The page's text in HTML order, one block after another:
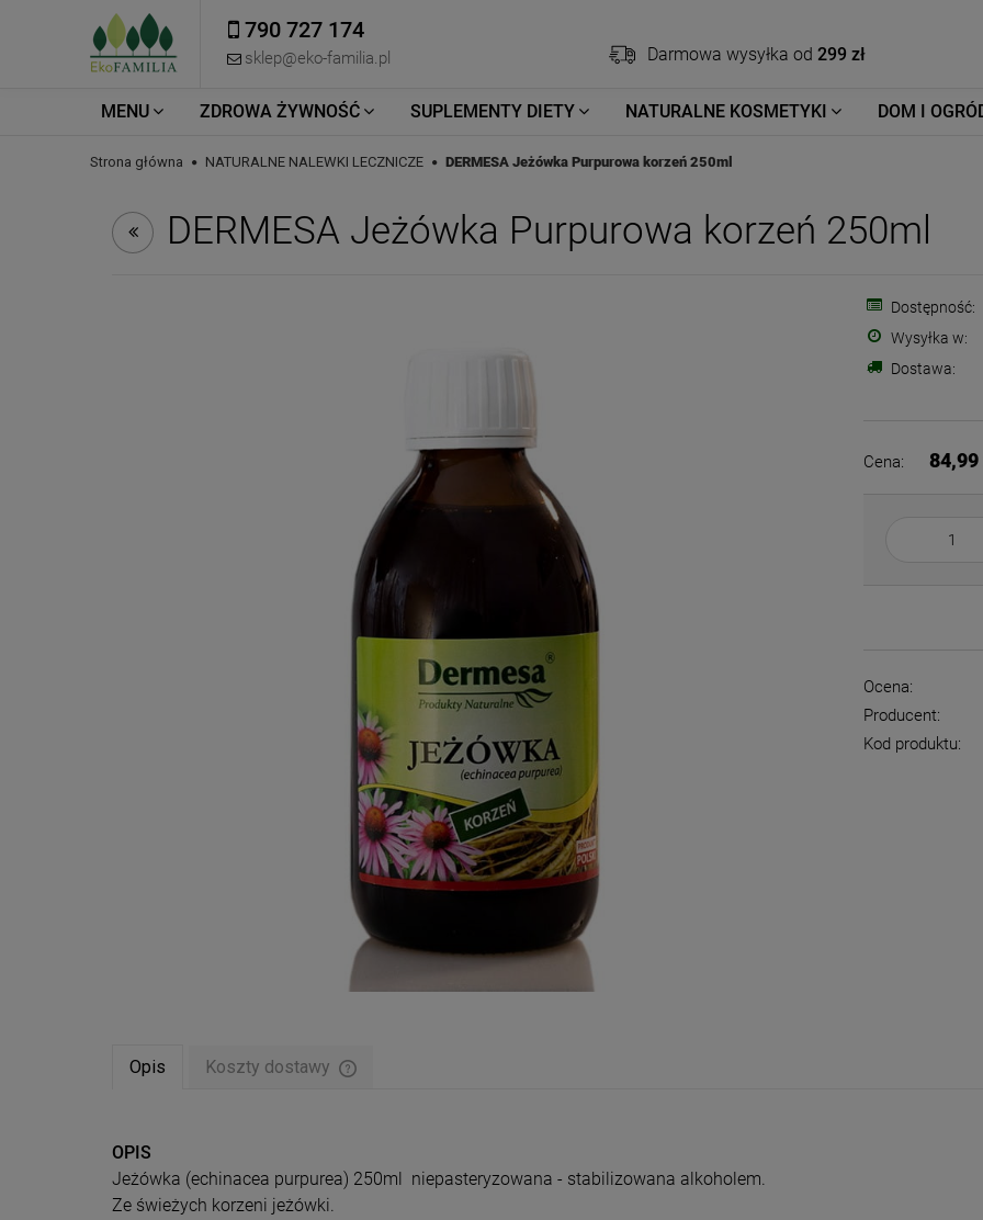
Darmowa wysyłka od 299 zł
790 727 174
sklep@eko-familia.pl
MENU ZDROWA ŻYWNOŚĆ SUPLEMENTY DIETY NATURALNE KOSMETYKI DOM I
Strona główna NATURALNE NALEWKI LECZNICZE DERMESA Jeżówka Purpurowa korzeń 250ml
DERMESA Jeżówka Purpurowa korzeń 250ml
Dostępność:
Wysyłka w:
Dostawa:
Cena: 84,99
Ocena:
Producent:
Kod produktu:
Opis Koszty dostawy
OPIS
Jeżówka (echinacea purpurea) 250ml niepasteryzowana - stabilizowana alkoholem.
Ze świeżych korzeni jeżówki.